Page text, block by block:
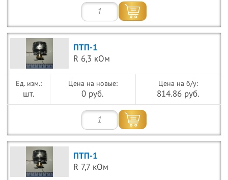
ПТП-1
R 6,3 кОм
шт.
Цена на новые:
0 руб.
Цена на б/у:
814.86 руб.
ПТП-1
R 7,7 кОм